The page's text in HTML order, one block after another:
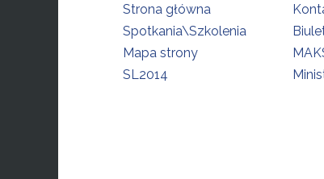
Strona główna
Spotkania\Szkolenia
Mapa strony
SL2014